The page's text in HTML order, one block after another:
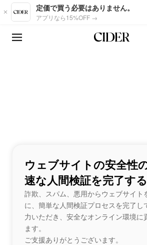
Skip to main content
定価で買う必要はありません。
アプリなら15%OFF →
ウェブサイトの安全性
速な人間検証を完了する
詐欺、スパム、悪用からウェブサイト
に、簡単な人間検証プロセスを完了し
力いただき、安全なオンライン環境に
ます。
ご支援ありがとうございます。